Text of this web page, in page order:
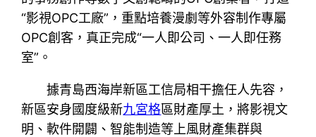
“影視OPC工廠”，重點培養漫劇等外容制作專屬
OPC創客，真正完成“一人即公司、一人即任務
室”。
據青島西海岸新區工信局相干擔任人先容，
新區安身國度級新九宮格區財產厚土，將影視文
明、軟件開闢、智能制造等上風財產集群與